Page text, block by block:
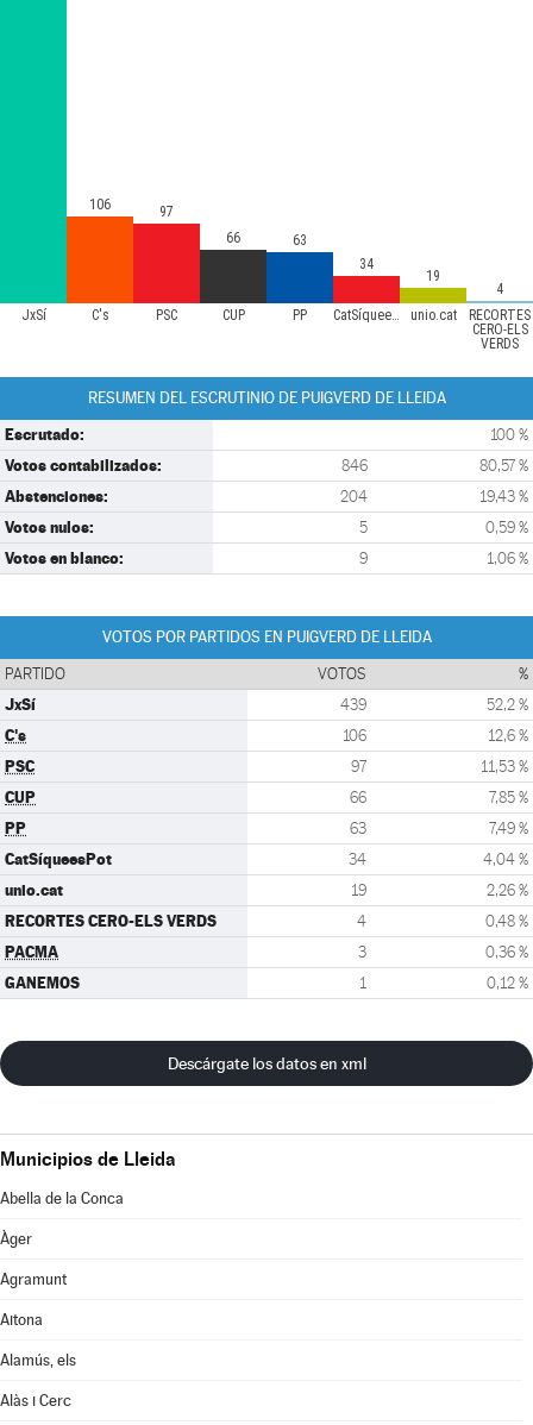
JxSí C's PSC CUP PP CatSíqueesPot unio.cat
RECORTES
CERO-ELS
VERDS
106
97
66
63
34
19
4
RESUMEN DEL ESCRUTINIO DE PUIGVERD DE LLEIDA
Escrutado: 100 %
Votos contabilizados: 846 80,57 %
Abstenciones: 204 19,43 %
Votos nulos: 5 0,59 %
Votos en blanco: 9 1,06 %
VOTOS POR PARTIDOS EN PUIGVERD DE LLEIDA
PARTIDO VOTOS %
JxSí 439 52,2 %
C's 106 12,6 %
PSC 97 11,53 %
CUP 66 7,85 %
PP 63 7,49 %
CatSíqueesPot 34 4,04 %
unio.cat 19 2,26 %
RECORTES CERO-ELS VERDS 4 0,48 %
PACMA 3 0,36 %
GANEMOS 1 0,12 %
Descárgate los datos en xml
Municipios de Lleida
Abella de la Conca
Àger
Agramunt
Aitona
Alamús, els
Alàs i Cerc